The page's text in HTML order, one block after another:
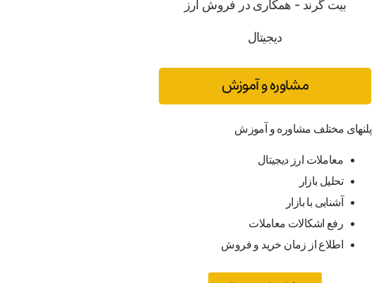
مشاوره و آموزش
پلنهای مختلف مشاوره و آموزش
معاملات ارز دیجیتال
تحلیل بازار
آشنایی با بازار
رفع اشکالات معاملات
اطلاع از زمان خرید و فروش